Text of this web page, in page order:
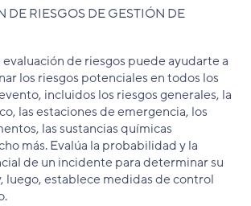
de riesgos puede ayudarte a
los riesgos potenciales en todos los
incluidos los riesgos generales, la
las estaciones de emergencia, los
las sustancias químicas
más. Evalúa la probabilidad y la
de un incidente para determinar su
luego, establece medidas de control